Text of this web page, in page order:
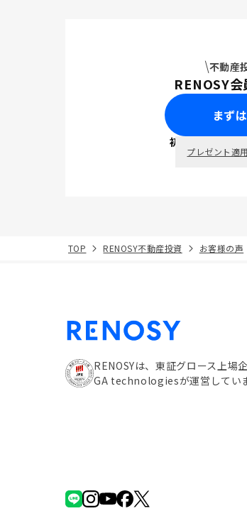
不動産
RENOSY会
まず
初回面談で
プレゼント適
TOP RENOSY不動産投資 お客様の声
RENOSYは、東証グロース上場
GA technologiesが運営してい